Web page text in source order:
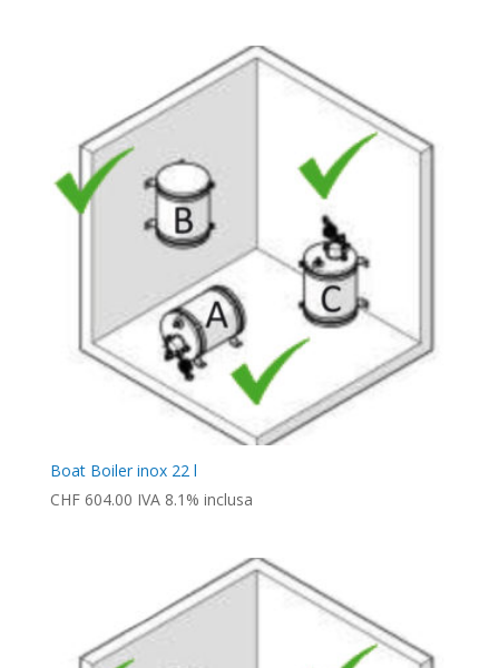
Boat Boiler inox 22 l
CHF604.00 IVA 8.1% inclusa